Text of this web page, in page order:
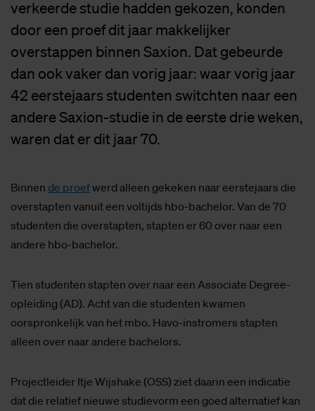
verkeerde studie hadden gekozen, konden
door een proef dit jaar makkelijker
overstappen binnen Saxion. Dat gebeurde
dan ook vaker dan vorig jaar: waar vorig jaar
42 eerstejaars studenten switchten naar een
andere Saxion-studie in de eerste drie weken,
waren dat er dit jaar 70.
Binnen de proefwerd alleen gekeken naar eerstejaars die
overstapten vanuit een voltijds hbo-bachelor. Van de 70
studenten die overstapten, stapten er 60 over naar een
andere hbo-bachelor.
Tien studenten stapten over naar een Associate Degree-
opleiding (AD). Acht van die studenten kwamen
oorspronkelijk van het mbo. Havo-instromers stapten
alleen over naar andere bachelors.
Projectleider Itje Wijshake (OSS) ziet daarin een indicatie
dat die relatief nieuwe studievorm een goed alternatief kan